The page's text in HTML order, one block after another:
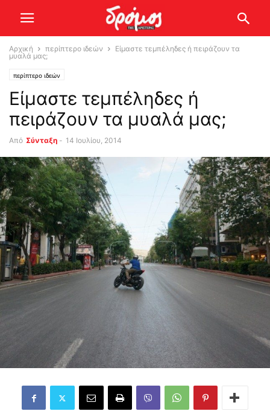
Αρχική περίπτερο ιδεών
Είμαστε τεμπέληδες ή πειράζουν τα
μυαλά μας;
περίπτερο ιδεών
Είμαστε τεμπέληδες ή
πειράζουν τα μυαλά μας;
Από Σύνταξη - 14 Ιουλίου, 2014